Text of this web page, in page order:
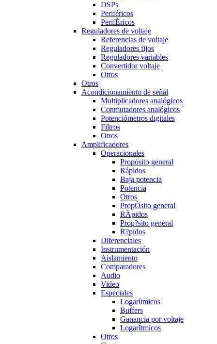
DSPs
Periféricos
PerifÉricos
Reguladores de voltaje
Referencias de voltaje
Reguladores fijos
Reguladores variables
Convertidor voltaje
Otros
Otros
Acondicionamiento de señal
Multiplicadores analógicos
Conmutadores analógicos
Potenciómetros digitales
Filtros
Otros
Amplificadores
Operacionales
Propósito general
Rápidos
Baja potencia
Potencia
Otros
PropÒsito general
RÄpidos
Prop?sito general
R?pidos
Diferenciales
Instrumentación
Aislamiento
Comparadores
Audio
Video
Especiales
Logarítmicos
Buffers
Ganancia por voltaje
LogarÍtmicos
Otros